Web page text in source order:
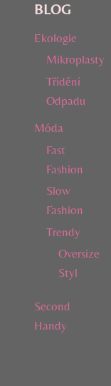
BLOG
Ekologie
Mikroplasty
Třídění
Odpadu
Móda
Fast
Fashion
Slow
Fashion
Trendy
Oversize
Styl
Second
Handy